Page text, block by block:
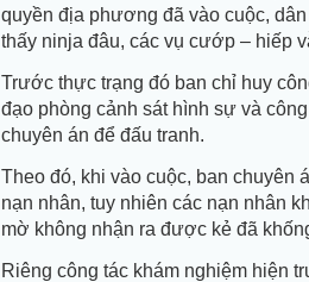
quyền địa phương đã vào cuộc,
thấy ninja đâu, các vụ cướp – hiếp
Trước thực trạng đó ban chỉ huy
đạo phòng cảnh sát hình sự và
chuyên án để đấu tranh.
Theo đó, khi vào cuộc, ban chuyên
nạn nhân, tuy nhiên các nạn nhân
mờ không nhận ra được kẻ đã
Riêng công tác khám nghiệm hiện